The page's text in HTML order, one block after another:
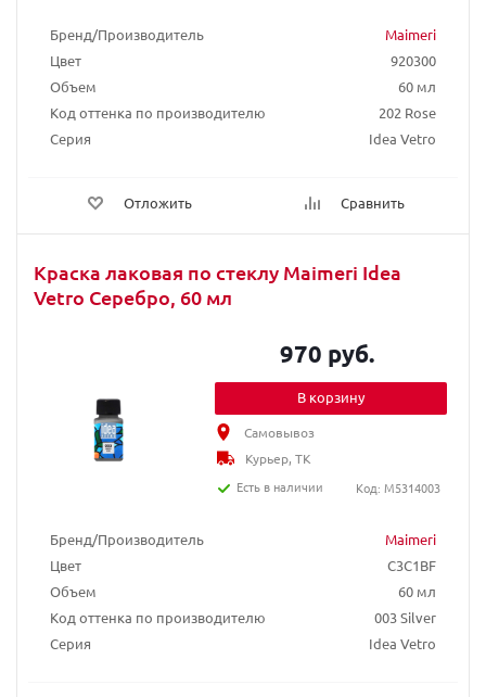
Бренд/Производитель
Maimeri
Цвет
920300
Объем
60 мл
Код оттенка по производителю
202 Rose
Серия
Idea Vetro
Отложить Сравнить
Краска лаковая по стеклу Maimeri Idea
Vetro Серебро, 60 мл
Бренд/Производитель
Maimeri
Цвет
C3C1BF
Объем
60 мл
Код оттенка по производителю
003 Silver
Серия
Idea Vetro
970 руб.
В корзину
Самовывоз
Курьер, ТК
Есть в наличии
Код: M5314003